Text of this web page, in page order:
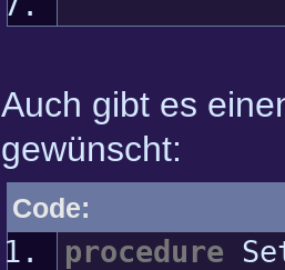
Auch gibt es
gewünscht:
Code:
procedure